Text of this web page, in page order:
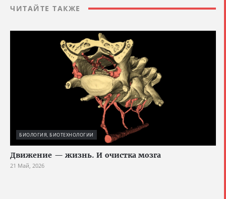
ЧИТАЙТЕ ТАКЖЕ
БИОЛОГИЯ, БИОТЕХНОЛОГИИ
Движение — жизнь. И очистка мозга
21 Май, 2026